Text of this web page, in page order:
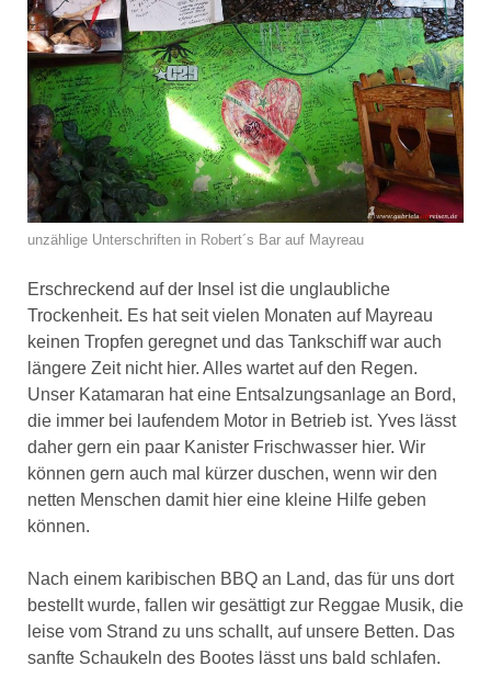
unzählige Unterschriften in Robert´s Bar auf Mayreau
Erschreckend auf der Insel ist die unglaubliche
Trockenheit. Es hat seit vielen Monaten auf Mayreau
keinen Tropfen geregnet und das Tankschiff war auch
längere Zeit nicht hier. Alles wartet auf den Regen.
Unser Katamaran hat eine Entsalzungsanlage an Bord,
die immer bei laufendem Motor in Betrieb ist. Yves lässt
daher gern ein paar Kanister Frischwasser hier. Wir
können gern auch mal kürzer duschen, wenn wir den
netten Menschen damit hier eine kleine Hilfe geben
können.
Nach einem karibischen BBQ an Land, das für uns dort
bestellt wurde, fallen wir gesättigt zur Reggae Musik, die
leise vom Strand zu uns schallt, auf unsere Betten. Das
sanfte Schaukeln des Bootes lässt uns bald schlafen.